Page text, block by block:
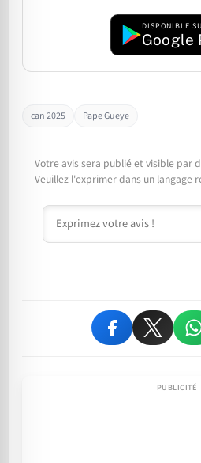
DISPONIBLE
Google
can 2025 Pape Gueye
Votre avis sera publié et visible par
Veuillez l'exprimer dans un langage
Commentaire